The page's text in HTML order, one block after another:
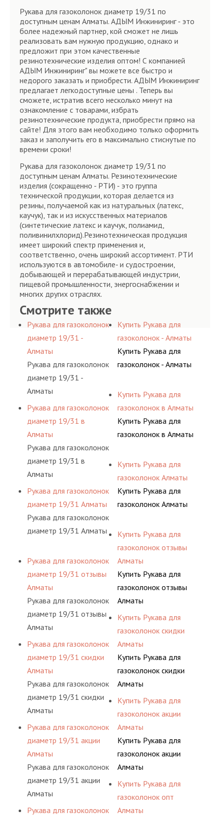
Рукава для газоколонок диаметр 19/31 по
доступным ценам Алматы. АДЫМ Инжиниринг - это
более надежный партнер, кой сможет не лишь
реализовать вам нужную продукцию, однако и
предложит при этом качественные
резинотехнические изделия оптом! С компанией
АДЫМ Инжиниринг" вы можете все быстро и
недорого заказать и приобрести. АДЫМ Инжиниринг
предлагает легкодоступные цены . Теперь вы
сможете, истратив всего несколько минут на
ознакомление с товарами, избрать
резинотехнические продукта, приобрести прямо на
сайте! Для этого вам необходимо только оформить
заказ и заполучить его в максимально стиснутые по
времени сроки!
Рукава для газоколонок диаметр 19/31 по
доступным ценам Алматы. Резинотехнические
изделия (сокращенно - РТИ) - это группа
технической продукции, которая делается из
резины, получаемой как из натуральных (латекс,
каучук), так и из искусственных материалов
(синтетические латекс и каучук, полиамид,
поливинилхлорид).Резинотехническая продукция
имеет широкий спектр применения и,
соответственно, очень широкий ассортимент. РТИ
используются в автомобиле- и судостроении,
добывающей и перерабатывающей индустрии,
пищевой промышленности, энергоснабжении и
многих других отраслях.
Смотрите также
Рукава для газоколонок
диаметр 19/31 -
Алматы
Рукава для газоколонок
диаметр 19/31 -
Алматы
Рукава для газоколонок
диаметр 19/31 в
Алматы
Рукава для газоколонок
диаметр 19/31 в
Алматы
Рукава для газоколонок
диаметр 19/31 Алматы
Рукава для газоколонок
диаметр 19/31 Алматы
Рукава для газоколонок
диаметр 19/31 отзывы
Алматы
Рукава для газоколонок
диаметр 19/31 отзывы
Алматы
Рукава для газоколонок
диаметр 19/31 скидки
Алматы
Рукава для газоколонок
диаметр 19/31 скидки
Алматы
Рукава для газоколонок
диаметр 19/31 акции
Алматы
Рукава для газоколонок
диаметр 19/31 акции
Алматы
Рукава для газоколонок
Купить Рукава для
газоколонок - Алматы
Купить Рукава для
газоколонок - Алматы
Купить Рукава для
газоколонок в Алматы
Купить Рукава для
газоколонок в Алматы
Купить Рукава для
газоколонок Алматы
Купить Рукава для
газоколонок Алматы
Купить Рукава для
газоколонок отзывы
Алматы
Купить Рукава для
газоколонок отзывы
Алматы
Купить Рукава для
газоколонок скидки
Алматы
Купить Рукава для
газоколонок скидки
Алматы
Купить Рукава для
газоколонок акции
Алматы
Купить Рукава для
газоколонок акции
Алматы
Купить Рукава для
газоколонок опт
Алматы